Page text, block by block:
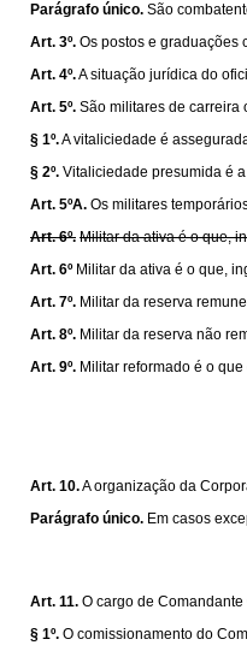
Parágrafo único. São
Art. 3º. Os postos e graduações
Art. 4º.A situação jurídica do
Art. 5º. São militares de carreira
§ 1º.A vitaliciedade é
§ 2º. Vitaliciedade presumida é
Art. 5ºA. Os militares
Art. 6º. Militar da ativa é o que,
Art. 6º Militar da ativa é o que,
Art. 7º. Militar da reserva
Art. 8º. Militar da reserva não
Art. 9º. Militar reformado é o
Art. 10.A organização da
Parágrafo único. Em casos
Art. 11. O cargo de
§ 1º. O comissionamento do